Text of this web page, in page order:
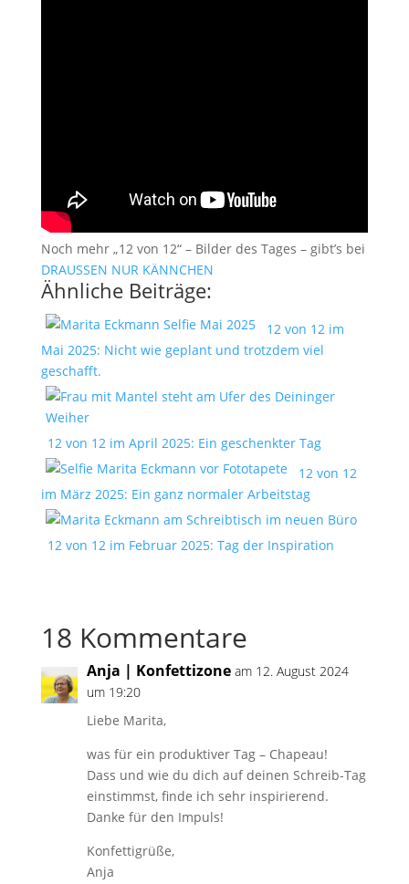
Noch mehr „12 von 12“ – Bilder des Tages – gibt’s bei
DRAUSSEN NUR KÄNNCHEN
Ähnliche Beiträge:
12 von 12 im
Mai 2025: Nicht wie geplant und trotzdem viel
geschafft.
12 von 12 im April 2025: Ein geschenkter Tag
12 von 12
im März 2025: Ein ganz normaler Arbeitstag
12 von 12 im Februar 2025: Tag der Inspiration
18 Kommentare
Anja | Konfettizone am 12. August 2024
um 19:20
Liebe Marita,
was für ein produktiver Tag – Chapeau!
Dass und wie du dich auf deinen Schreib-Tag
einstimmst, finde ich sehr inspirierend.
Danke für den Impuls!
Konfettigrüße,
Anja